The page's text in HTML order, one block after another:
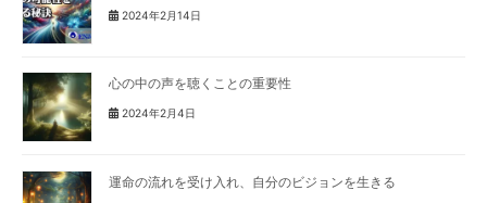
2024年2月14日
心の中の声を聴くことの重要性
2024年2月4日
運命の流れを受け入れ、自分のビジョンを生きる